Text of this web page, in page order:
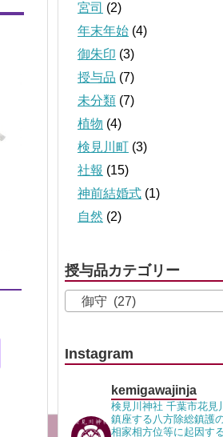
宮司 (2)
年末年始 (4)
御朱印 (3)
授与品 (7)
未分類 (7)
植物 (4)
検見川町 (3)
社報 (15)
神前結婚式 (1)
自然 (2)
授与品カテゴリー
御守 (27)
Instagram
kemigawajinja
検見川神社 千葉市花見
鎮座する八方除総鎮護
相家相方位等に起因す